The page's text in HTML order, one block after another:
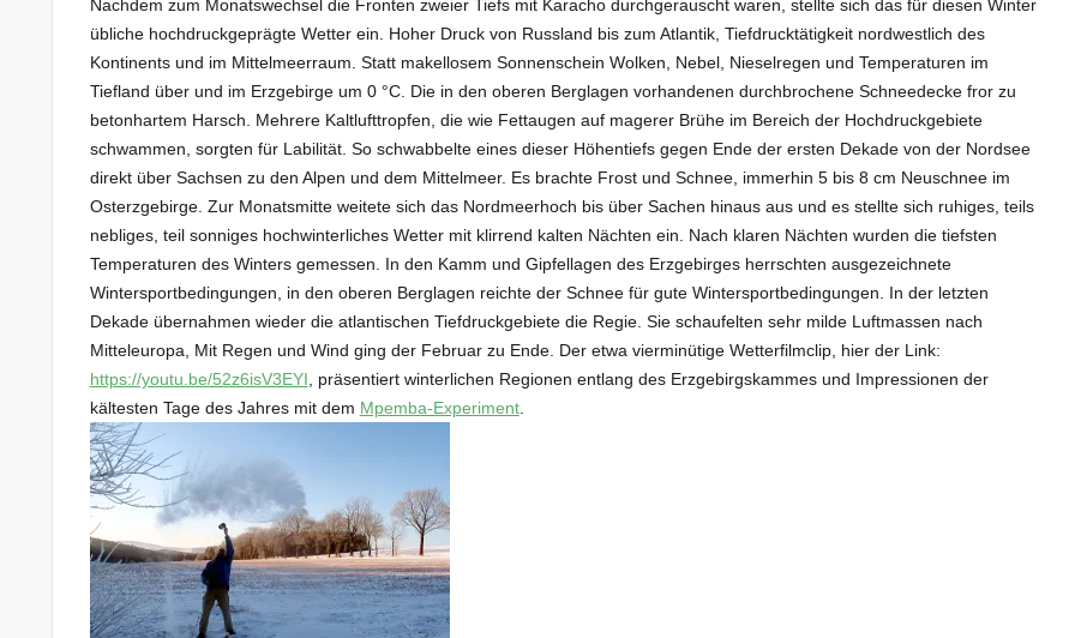
Nachdem zum Monatswechsel die Fronten zweier Tiefs mit Karacho durchgerauscht waren, stellte sich das für diesen Winter
übliche hochdruckgeprägte Wetter ein. Hoher Druck von Russland bis zum Atlantik, Tiefdrucktätigkeit nordwestlich des
Kontinents und im Mittelmeerraum. Statt makellosem Sonnenschein Wolken, Nebel, Nieselregen und Temperaturen im
Tiefland über und im Erzgebirge um 0 °C. Die in den oberen Berglagen vorhandenen durchbrochene Schneedecke fror zu
betonhartem Harsch. Mehrere Kaltlufttropfen, die wie Fettaugen auf magerer Brühe im Bereich der Hochdruckgebiete
schwammen, sorgten für Labilität. So schwabbelte eines dieser Höhentiefs gegen Ende der ersten Dekade von der Nordsee
direkt über Sachsen zu den Alpen und dem Mittelmeer. Es brachte Frost und Schnee, immerhin 5 bis 8 cm Neuschnee im
Osterzgebirge. Zur Monatsmitte weitete sich das Nordmeerhoch bis über Sachen hinaus aus und es stellte sich ruhiges, teils
nebliges, teil sonniges hochwinterliches Wetter mit klirrend kalten Nächten ein. Nach klaren Nächten wurden die tiefsten
Temperaturen des Winters gemessen. In den Kamm und Gipfellagen des Erzgebirges herrschten ausgezeichnete
Wintersportbedingungen, in den oberen Berglagen reichte der Schnee für gute Wintersportbedingungen. In der letzten
Dekade übernahmen wieder die atlantischen Tiefdruckgebiete die Regie. Sie schaufelten sehr milde Luftmassen nach
Mitteleuropa, Mit Regen und Wind ging der Februar zu Ende. Der etwa vierminütige Wetterfilmclip, hier der Link:
https://youtu.be/52z6isV3EYI , präsentiert winterlichen Regionen entlang des Erzgebirgskammes und Impressionen der
kältesten Tage des Jahres mit dem Mpemba-Experiment.